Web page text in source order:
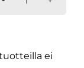
ei